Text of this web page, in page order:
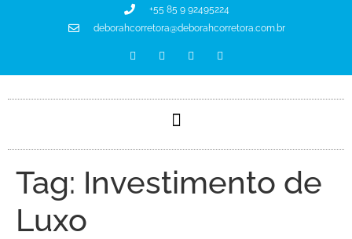
+55 85 9 92495224
deborahcorretora@deborahcorretora.com.br
Tag: Investimento de
Luxo